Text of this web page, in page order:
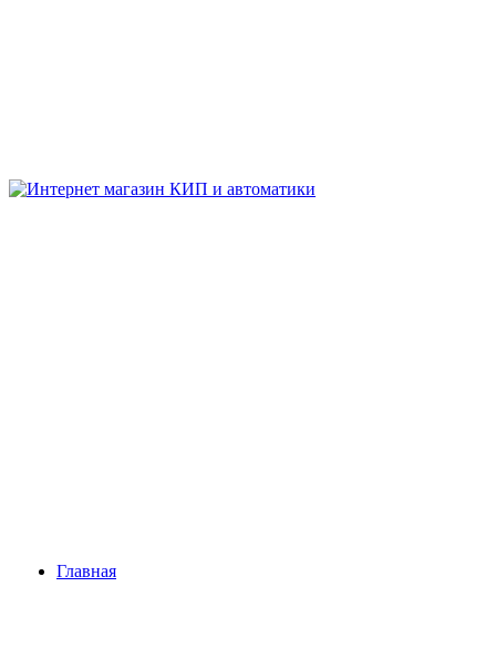
Главная